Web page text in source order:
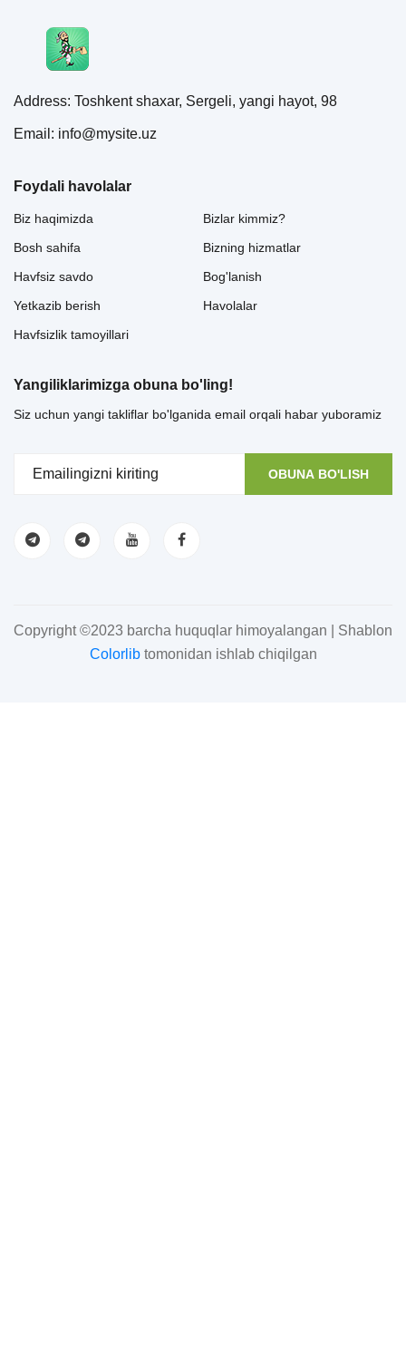
Address: Toshkent shaxar, Sergeli, yangi hayot, 98
Email: info@mysite.uz
Foydali havolalar
Biz haqimizda
Bosh sahifa
Havfsiz savdo
Yetkazib berish
Havfsizlik tamoyillari
Bizlar kimmiz?
Bizning hizmatlar
Bog'lanish
Havolalar
Yangiliklarimizga obuna bo'ling!
Siz uchun yangi takliflar bo'lganida email orqali habar yuboramiz
OBUNA BO'LISH
Copyright ©2023 barcha huquqlar himoyalangan | Shablon
Colorlibtomonidan ishlab chiqilgan